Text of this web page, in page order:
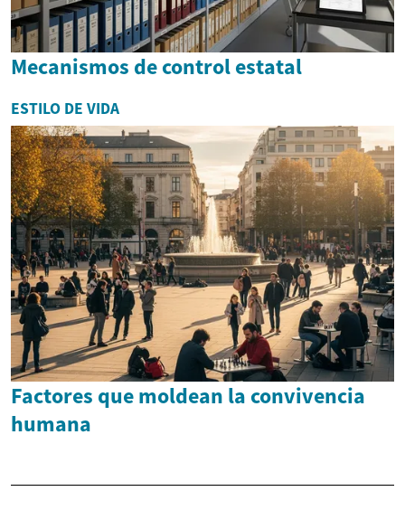
Mecanismos de control estatal
ESTILO DE VIDA
Factores que moldean la convivencia
humana